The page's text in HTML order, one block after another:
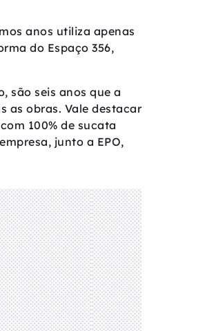
anos utiliza apenas
do Espaço 356,
são seis anos que a
as obras. Vale destacar
100% de sucata
junto a EPO,